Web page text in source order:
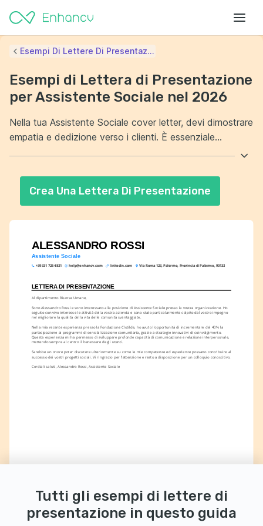
ALESSANDRO ROSSI
Assistente Sociale
+39 331 725 4831 help@enhancv.com linkedin.com Via Roma 123, Palermo, Provincia di Palermo, 90133
LETTERA DI PRESENTAZIONE
Al dipartimento Risorse Umane,
Sono Alessandro Rossi e sono interessato alla posizione di Assistente Sociale presso la vostra organizzazione. Ho
seguito con vivo interesse le attività della vostra azienda e sono stato particolarmente colpito dal vostro impegno
nel migliorare la qualità della vita delle comunità svantaggiate.
Nella mia recente esperienza presso la Fondazione Clotilde, ho avuto l'opportunità di incrementare del 40% la
partecipazione ai programmi di sensibilizzazione comunitaria, grazie a strategie innovativi di coinvolgimento.
Questa esperienza mi ha permesso di sviluppare profonde capacità di comunicazione e relazione interpersonale,
mettendo sempre al centro il benessere degli utenti.
Sarebbe un onore poter discutere ulteriormente su come le mie competenze ed esperienze possano contribuire al
successo dei vostri progetti sociali. Vi ringrazio per l'attenzione e resto a disposizione per un colloquio conoscitivo.
Cordiali saluti, Alessandro Rossi, Assistente Sociale
Esempi Di Lettere Di Presentaz...
Esempi di Lettera di Presentazione
per Assistente Sociale nel 2026
Nella tua Assistente Sociale cover letter, devi dimostrare
empatia e dedizione verso i clienti. È essenziale
evidenziare la tua capacità di ascolto attivo e problem
squadra e nella gestione dei casi complessi. Assicurati di
menzionare le competenze tecniche che ti rendono
Crea Una Lettera Di Presentazione
Tutti gli esempi di lettere di
presentazione in questo guida